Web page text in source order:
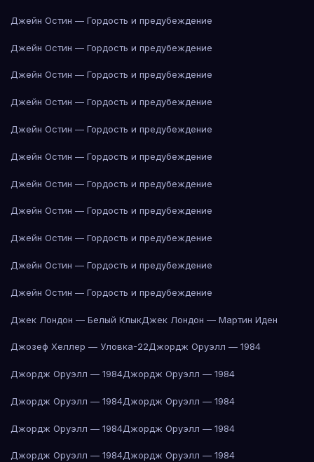
Джейн Остин — Гордость и предубеждение
Джейн Остин — Гордость и предубеждение
Джейн Остин — Гордость и предубеждение
Джейн Остин — Гордость и предубеждение
Джейн Остин — Гордость и предубеждение
Джейн Остин — Гордость и предубеждение
Джейн Остин — Гордость и предубеждение
Джейн Остин — Гордость и предубеждение
Джейн Остин — Гордость и предубеждение
Джейн Остин — Гордость и предубеждение
Джейн Остин — Гордость и предубеждение
Джек Лондон — Белый КлыкДжек Лондон — Мартин Иден
Джозеф Хеллер — Уловка-22Джордж Оруэлл — 1984
Джордж Оруэлл — 1984Джордж Оруэлл — 1984
Джордж Оруэлл — 1984Джордж Оруэлл — 1984
Джордж Оруэлл — 1984Джордж Оруэлл — 1984
Джордж Оруэлл — 1984Джордж Оруэлл — 1984